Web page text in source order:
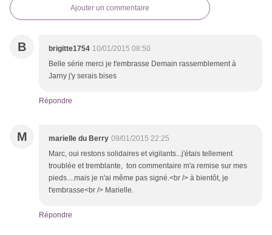
Ajouter un commentaire
B brigitte1754 10/01/2015 08:50
Belle série merci je t'embrasse Demain rassemblement à
Jarny j'y serais bises
Répondre
M marielle du Berry 09/01/2015 22:25
Marc, oui restons solidaires et vigilants...j'étais tellement
troublée et tremblante, ton commentaire m'a remise sur mes
pieds....mais je n'ai même pas signé.<br /> à bientôt, je
t'embrasse<br /> Marielle.
Répondre